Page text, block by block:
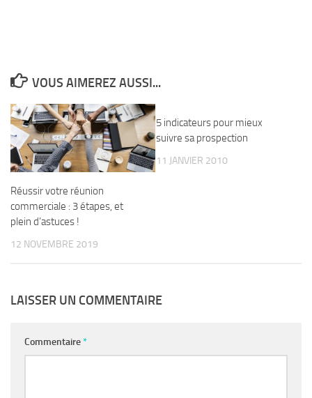
VOUS AIMEREZ AUSSI...
Réussir votre réunion
commerciale : 3 étapes, et
plein d’astuces !
12 NOVEMBRE 2019
5 indicateurs pour mieux
suivre sa prospection
11 JANVIER 2010
LAISSER UN COMMENTAIRE
Commentaire*